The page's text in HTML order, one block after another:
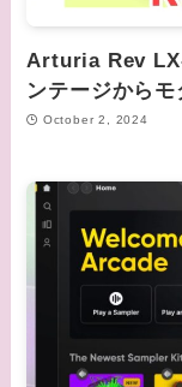
Arturia Rev
ンテージから
October 2, 2024